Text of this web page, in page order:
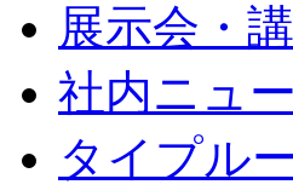
展示会・
社内ニュ
タイプル